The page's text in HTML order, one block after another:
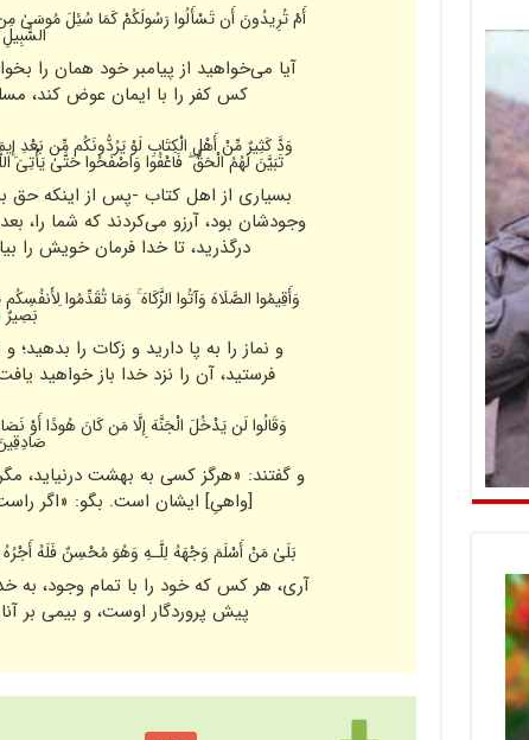
أَمْ تُرِ‌یدُونَ أَن تَسْأَلُوا رَ‌سُولَکُمْ کَمَا سُئِلَ مُوسَىٰ
آیا مى‌خواهید از پیامبر خود همان را
کس کفر را با ایمان عوض کند،
وَدَّ کَثِیرٌ‌ مِّنْ أَهْلِ الْکِتَابِ لَوْ یَرُ‌دُّونَکُم مِّن بَعْدِ
تَبَیَّنَ لَهُمُ الْحَقُّ ۖ فَاعْفُوا وَاصْفَحُوا حَتَّىٰ یَأْتِیَ
بسیارى از اهل کتاب -پس از اینکه حق
وجودشان بود، آرزو مى‌کردند که شما را،
درگذرید، تا خدا فرمان خویش را
وَأَقِیمُوا الصَّلَاهَ وَآتُوا الزَّکَاهَ ۚ وَمَا تُقَدِّمُوا
بَصِیرٌ‌
و نماز را به پا دارید و زکات را
فرستید، آن را نزد خدا باز خواهید
وَقَالُوا لَن یَدْخُلَ الْجَنَّهَ إِلَّا مَن کَانَ هُودًا أَوْ
و گفتند: «هرگز کسى به بهشت درنیاید،
[واهىِ‌] ایشان است. بگو: «اگر
بَلَىٰ مَنْ أَسْلَمَ وَجْهَهُ لِلَّـهِ وَهُوَ مُحْسِنٌ فَلَهُ
آرى، هر کس که خود را با تمام وجود، به
پیش پروردگار اوست، و بیمى بر